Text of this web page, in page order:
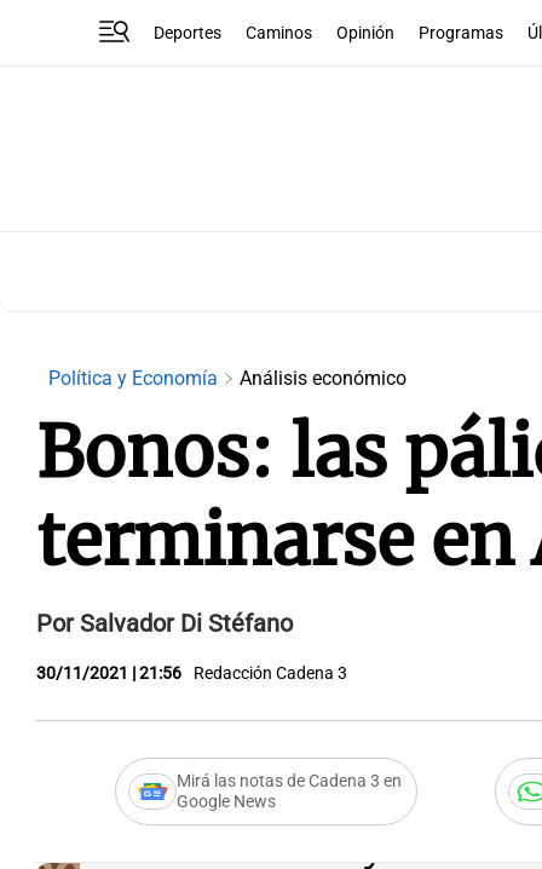
Deportes Caminos Opinión Programas
Política y Economía Análisis económico
Bonos: las
terminarse en
Por Salvador Di Stéfano
30/11/2021 | 21:56 Redacción Cadena 3
Mirá las notas de Cadena 3 en
Google News